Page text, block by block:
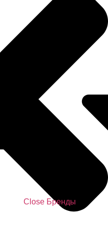
Close Бренды